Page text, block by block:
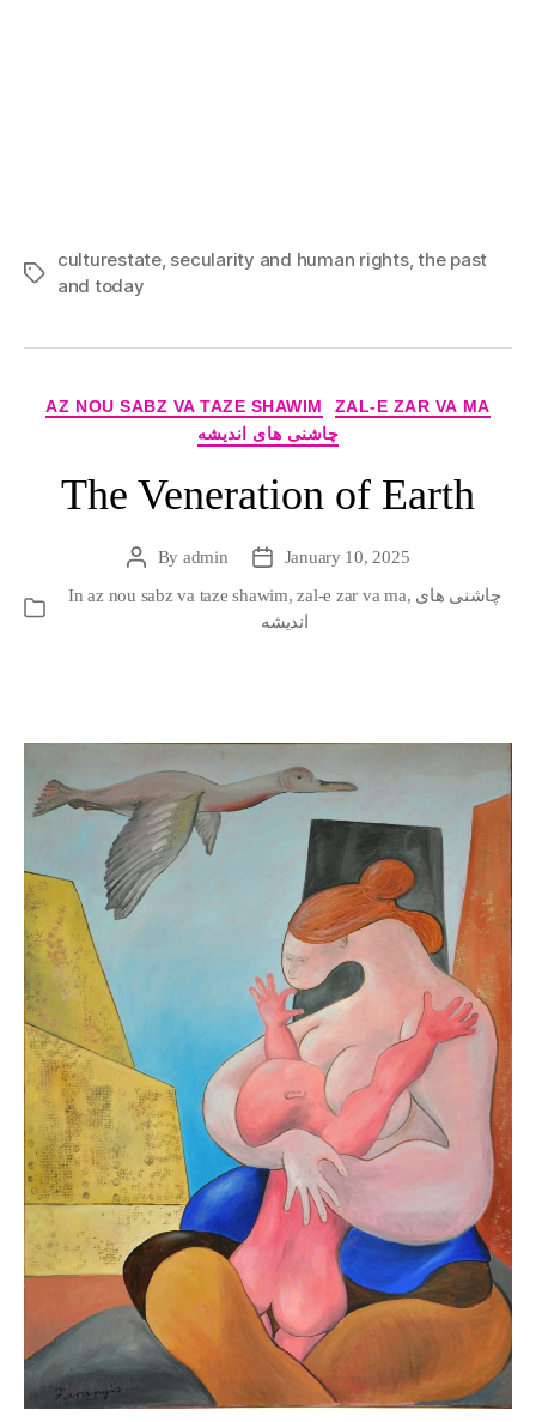
Tags
culturestate, secularity and human rights,the past
and today
Categories
AZ NOU SABZ VA TAZE SHAWIM
ZAL-E ZAR VA MA
چاشنی های اندیشه
The Veneration of Earth
PostBy admin
PostJanuary 10, 2025
Categories
Inaz nou sabz va taze shawim,zal-e zar va ma, چاشنی های
اندیشه